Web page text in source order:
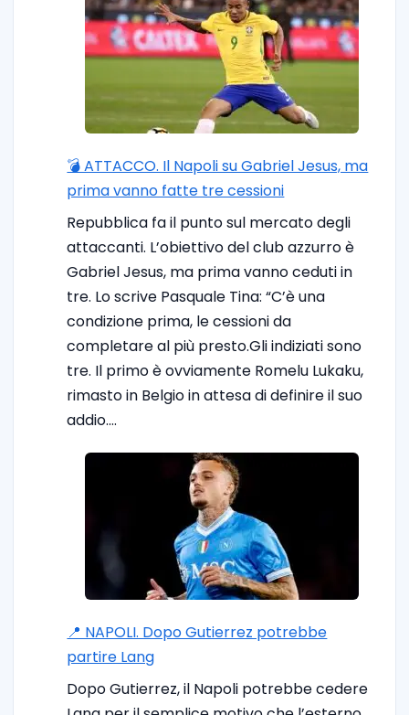
💣 ATTACCO. Il Napoli su Gabriel Jesus, ma
prima vanno fatte tre cessioni
Repubblica fa il punto sul mercato degli
attaccanti. L’obiettivo del club azzurro è
Gabriel Jesus, ma prima vanno ceduti in
tre. Lo scrive Pasquale Tina: “C’è una
condizione prima, le cessioni da
completare al più presto.Gli indiziati sono
tre. Il primo è ovviamente Romelu Lukaku,
rimasto in Belgio in attesa di definire il suo
addio.…
📍 NAPOLI. Dopo Gutierrez potrebbe
partire Lang
Dopo Gutierrez, il Napoli potrebbe cedere